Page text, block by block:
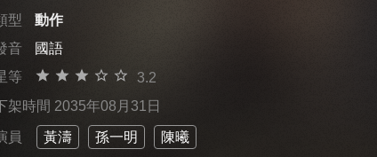
型
動作
音
國語
等
3.2
架時間 2035年08月31日
員 黃濤 孫一明 陳曦